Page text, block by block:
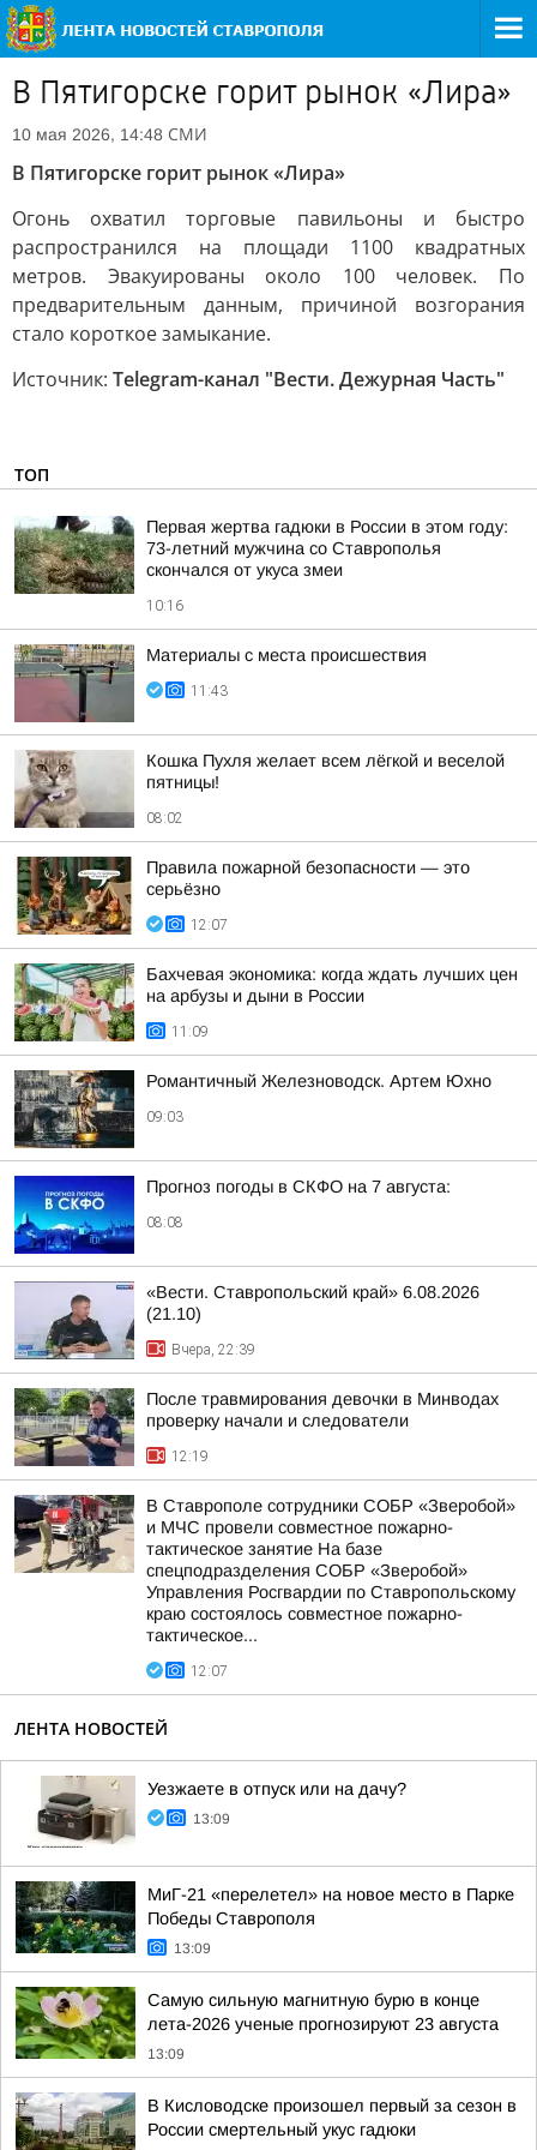
В Пятигорске горит рынок «Лира»
10 мая 2026, 14:48 СМИ
В Пятигорске горит рынок «Лира»
Огонь охватил торговые павильоны и быстро
распространился на площади 1100 квадратных
метров. Эвакуированы около 100 человек. По
предварительным данным, причиной возгорания
стало короткое замыкание.
Источник: Telegram-канал "Вести. Дежурная Часть"
ТОП
Первая жертва гадюки в России в этом году:
73-летний мужчина со Ставрополья
скончался от укуса змеи
10:16
Материалы с места происшествия
11:43
Кошка Пухля желает всем лёгкой и веселой
пятницы!
08:02
Правила пожарной безопасности — это
серьёзно
12:07
Бахчевая экономика: когда ждать лучших цен
на арбузы и дыни в России
11:09
Романтичный Железноводск. Артем Юхно
09:03
Прогноз погоды в СКФО на 7 августа:
08:08
«Вести. Ставропольский край» 6.08.2026
(21.10)
Вчера, 22:39
После травмирования девочки в Минводах
проверку начали и следователи
12:19
В Ставрополе сотрудники СОБР «Зверобой»
и МЧС провели совместное пожарно-
тактическое занятие На базе
спецподразделения СОБР «Зверобой»
Управления Росгвардии по Ставропольскому
краю состоялось совместное пожарно-
тактическое...
12:07
ЛЕНТА НОВОСТЕЙ
Уезжаете в отпуск или на дачу?
13:09
МиГ-21 «перелетел» на новое место в Парке
Победы Ставрополя
13:09
Самую сильную магнитную бурю в конце
лета-2026 ученые прогнозируют 23 августа
13:09
В Кисловодске произошел первый за сезон в
России смертельный укус гадюки